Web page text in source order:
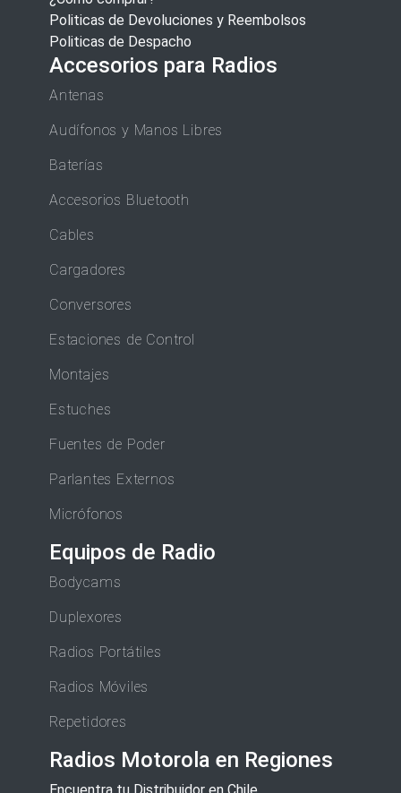
Politicas de Devoluciones y Reembolsos
Politicas de Despacho
Accesorios para Radios
Antenas
Audífonos y Manos Libres
Baterías
Accesorios Bluetooth
Cables
Cargadores
Conversores
Estaciones de Control
Montajes
Estuches
Fuentes de Poder
Parlantes Externos
Micrófonos
Equipos de Radio
Bodycams
Duplexores
Radios Portátiles
Radios Móviles
Repetidores
Radios Motorola en Regiones